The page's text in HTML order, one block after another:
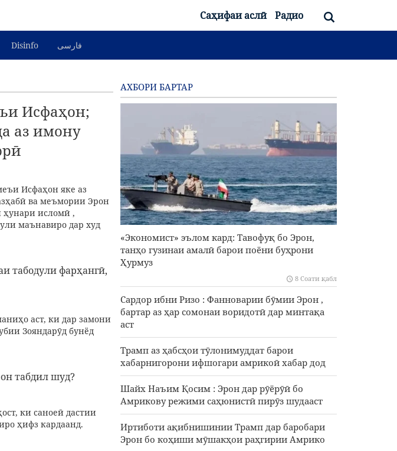
Саҳифаи аслӣ Радио
Disinfo فارسی
Исфаҳон;
аз имону
Исфаҳон яке аз
ва меъмории Эрон
ҳунари исломӣ ,
маънавиро дар худ
табодули фарҳангӣ,
аст, ки дар замони
Зояндарӯд бунёд
табдил шуд?
ки саноеӣ дастии
ҳифз кардаанд.
АХБОРИ БАРТАР
«Экономист» эълом кард: Тавофуқ бо Эрон,
танҳо гузинаи амалӣ барои поёни буҳрони
Ҳурмуз
8 Соати қабл
Сардор ибни Ризо : Фанноварии бӯмии Эрон ,
бартар аз ҳар сомонаи воридотӣ дар минтақа
аст
Трамп аз ҳабсҳои тӯлонимуддат барои
хабарнигорони ифшогари амрикоӣ хабар дод
Шайх Наъим Қосим : Эрон дар рӯёрӯӣ бо
Амрикову режими саҳюнистӣ пирӯз шудааст
Иртиботи ақибнишинии Трамп дар баробари
Эрон бо коҳиши мӯшакҳои раҳгирии Амрико